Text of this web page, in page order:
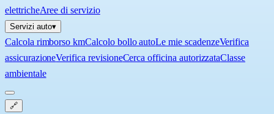
elettricheAree di servizio
Servizi auto▾
Calcola rimborso kmCalcolo bollo autoLe mie scadenzeVerifica
assicurazioneVerifica revisioneCerca officina autorizzataClasse
ambientale
🔗